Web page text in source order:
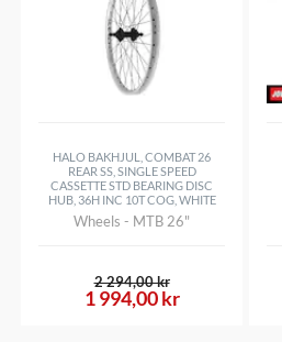
HALO BAKHJUL, COMBAT 26
REAR SS, SINGLE SPEED
CASSETTE STD BEARING DISC
HUB, 36H INC 10T COG, WHITE
Wheels - MTB 26"
1 994,00 kr
2 294,00 kr